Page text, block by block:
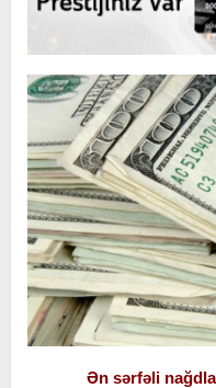
Ən sərfəli